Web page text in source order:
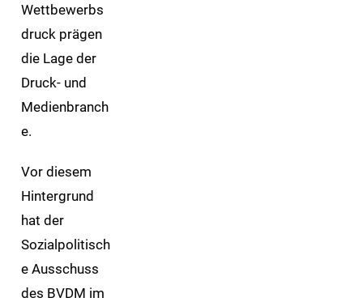
Wettbewerbs
druck prägen
die Lage der
Druck- und
Medienbranch
e.
Vor diesem
Hintergrund
hat der
Sozialpolitisch
e Ausschuss
des BVDM im